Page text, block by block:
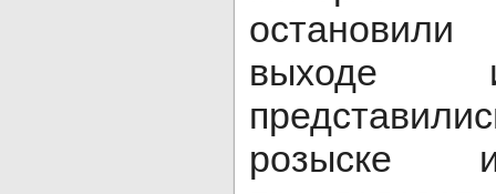
остановили
выходе
розыске